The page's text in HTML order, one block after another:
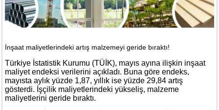
İnşaat maliyetlerindeki artış malzemeyi geride bıraktı!
Türkiye İstatistik Kurumu (TÜİK), mayıs ayına ilişkin inşaat
maliyet endeksi verilerini açıkladı. Buna göre endeks,
mayısta aylık yüzde 1,87, yıllık ise yüzde 29,84 artış
gösterdi. İşçilik maliyetlerindeki yükseliş, malzeme
maliyetlerini geride bıraktı.